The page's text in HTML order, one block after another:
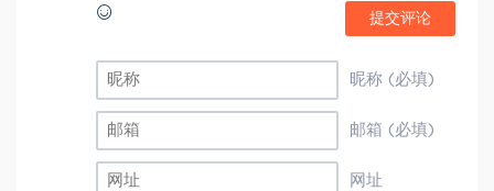
提交评论
昵称 (必填)
邮箱 (必填)
网址